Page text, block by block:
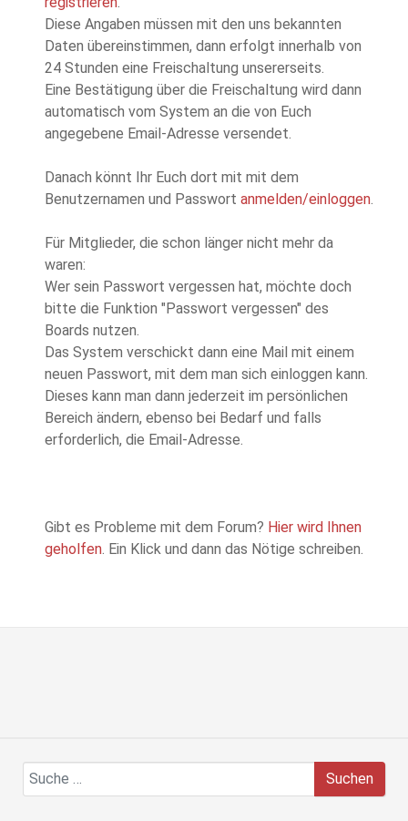
Diese Angaben müssen mit den uns bekannten
Daten übereinstimmen, dann erfolgt innerhalb von
24 Stunden eine Freischaltung unsererseits.
Eine Bestätigung über die Freischaltung wird dann
automatisch vom System an die von Euch
angegebene Email-Adresse versendet.
Danach könnt Ihr Euch dort mit mit dem
Benutzernamen und Passwort anmelden/einloggen.
Für Mitglieder, die schon länger nicht mehr da
waren:
Wer sein Passwort vergessen hat, möchte doch
bitte die Funktion "Passwort vergessen" des
Boards nutzen.
Das System verschickt dann eine Mail mit einem
neuen Passwort, mit dem man sich einloggen kann.
Dieses kann man dann jederzeit im persönlichen
Bereich ändern, ebenso bei Bedarf und falls
erforderlich, die Email-Adresse.
Gibt es Probleme mit dem Forum? Hier wird Ihnen
geholfen. Ein Klick und dann das Nötige schreiben.
Suchen